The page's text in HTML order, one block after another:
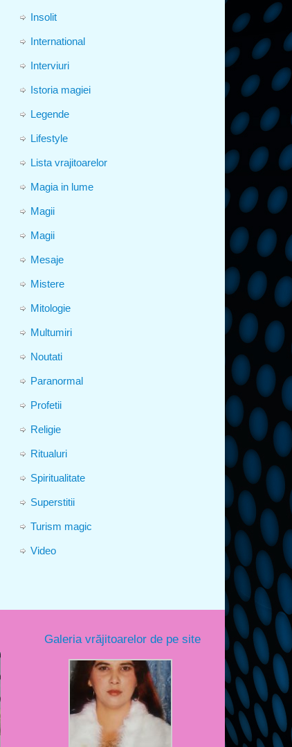
Insolit
International
Interviuri
Istoria magiei
Legende
Lifestyle
Lista vrajitoarelor
Magia in lume
Magii
Magii
Mesaje
Mistere
Mitologie
Multumiri
Noutati
Paranormal
Profetii
Religie
Ritualuri
Spiritualitate
Superstitii
Turism magic
Video
Galeria vrăjitoarelor de pe site